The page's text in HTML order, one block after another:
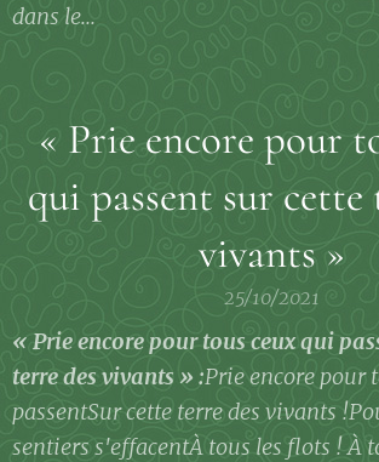
dans le...
« Prie encore pour
qui passent sur cette
vivants »
25/10/2021
« Prie encore pour tous ceux qui
terre des vivants » :Prie encore pour
passentSur cette terre des vivants !
sentiers s'effacentÀ tous les flots ! À